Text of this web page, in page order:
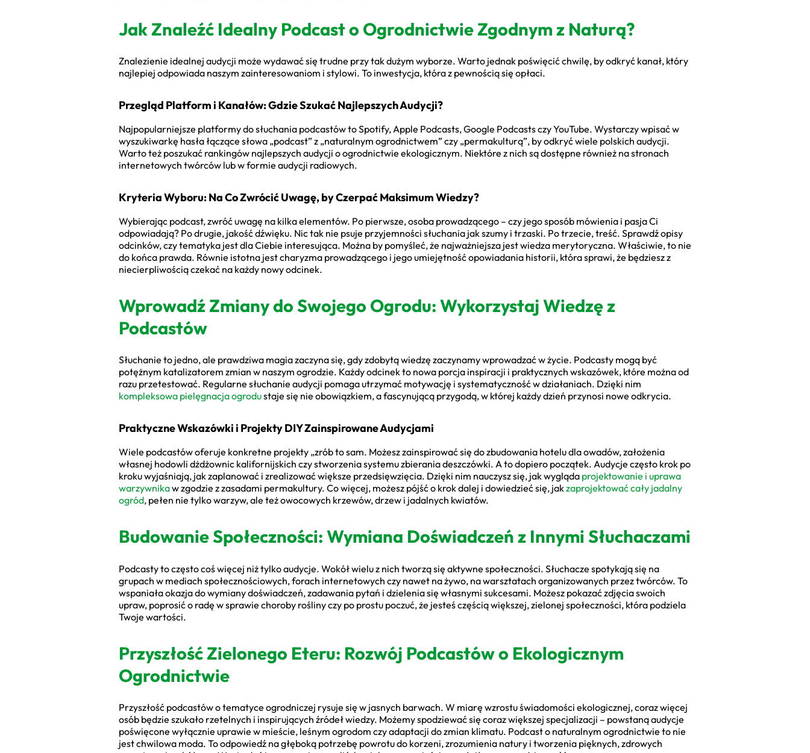
Jak Znaleźć Idealny Podcast o Ogrodnictwie Zgodnym z Naturą?
Znalezienie idealnej audycji może wydawać się trudne przy tak dużym wyborze. Warto jednak poświęcić chwilę, by odkryć kanał, który
najlepiej odpowiada naszym zainteresowaniom i stylowi. To inwestycja, która z pewnością się opłaci.
Przegląd Platform i Kanałów: Gdzie Szukać Najlepszych Audycji?
Najpopularniejsze platformy do słuchania podcastów to Spotify, Apple Podcasts, Google Podcasts czy YouTube. Wystarczy wpisać w
wyszukiwarkę hasła łączące słowa „podcast” z „naturalnym ogrodnictwem” czy „permakulturą”, by odkryć wiele polskich audycji.
Warto też poszukać rankingów najlepszych audycji o ogrodnictwie ekologicznym. Niektóre z nich są dostępne również na stronach
internetowych twórców lub w formie audycji radiowych.
Kryteria Wyboru: Na Co Zwrócić Uwagę, by Czerpać Maksimum Wiedzy?
Wybierając podcast, zwróć uwagę na kilka elementów. Po pierwsze, osoba prowadzącego – czy jego sposób mówienia i pasja Ci
odpowiadają? Po drugie, jakość dźwięku. Nic tak nie psuje przyjemności słuchania jak szumy i trzaski. Po trzecie, treść. Sprawdź opisy
odcinków, czy tematyka jest dla Ciebie interesująca. Można by pomyśleć, że najważniejsza jest wiedza merytoryczna. Właściwie, to nie
do końca prawda. Równie istotna jest charyzma prowadzącego i jego umiejętność opowiadania historii, która sprawi, że będziesz z
niecierpliwością czekać na każdy nowy odcinek.
Wprowadź Zmiany do Swojego Ogrodu: Wykorzystaj Wiedzę z
Podcastów
Słuchanie to jedno, ale prawdziwa magia zaczyna się, gdy zdobytą wiedzę zaczynamy wprowadzać w życie. Podcasty mogą być
potężnym katalizatorem zmian w naszym ogrodzie. Każdy odcinek to nowa porcja inspiracji i praktycznych wskazówek, które można od
razu przetestować. Regularne słuchanie audycji pomaga utrzymać motywację i systematyczność w działaniach. Dzięki nim
kompleksowa pielęgnacja ogrodustaje się nie obowiązkiem, a fascynującą przygodą, w której każdy dzień przynosi nowe odkrycia.
Praktyczne Wskazówki i Projekty DIY Zainspirowane Audycjami
Wiele podcastów oferuje konkretne projekty „zrób to sam. Możesz zainspirować się do zbudowania hotelu dla owadów, założenia
własnej hodowli dżdżownic kalifornijskich czy stworzenia systemu zbierania deszczówki. A to dopiero początek. Audycje często krok po
kroku wyjaśniają, jak zaplanować i zrealizować większe przedsięwzięcia. Dzięki nim nauczysz się, jak wygląda projektowanie i uprawa
warzywnikaw zgodzie z zasadami permakultury. Co więcej, możesz pójść o krok dalej i dowiedzieć się, jakzaprojektować cały jadalny
ogród, pełen nie tylko warzyw, ale też owocowych krzewów, drzew i jadalnych kwiatów.
Budowanie Społeczności: Wymiana Doświadczeń z Innymi Słuchaczami
Podcasty to często coś więcej niż tylko audycje. Wokół wielu z nich tworzą się aktywne społeczności. Słuchacze spotykają się na
grupach w mediach społecznościowych, forach internetowych czy nawet na żywo, na warsztatach organizowanych przez twórców. To
wspaniała okazja do wymiany doświadczeń, zadawania pytań i dzielenia się własnymi sukcesami. Możesz pokazać zdjęcia swoich
upraw, poprosić o radę w sprawie choroby rośliny czy po prostu poczuć, że jesteś częścią większej, zielonej społeczności, która podziela
Twoje wartości.
Przyszłość Zielonego Eteru: Rozwój Podcastów o Ekologicznym
Ogrodnictwie
Przyszłość podcastów o tematyce ogrodniczej rysuje się w jasnych barwach. W miarę wzrostu świadomości ekologicznej, coraz więcej
osób będzie szukało rzetelnych i inspirujących źródeł wiedzy. Możemy spodziewać się coraz większej specjalizacji – powstaną audycje
poświęcone wyłącznie uprawie w mieście, leśnym ogrodom czy adaptacji do zmian klimatu. Podcast o naturalnym ogrodnictwie to nie
jest chwilowa moda. To odpowiedź na głęboką potrzebę powrotu do korzeni, zrozumienia natury i tworzenia pięknych, zdrowych